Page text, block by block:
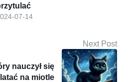
07-14
Next Post
nauczył się
latać na miotle